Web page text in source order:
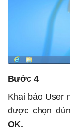
Bước 4
Khai báo User
được chọn
OK.